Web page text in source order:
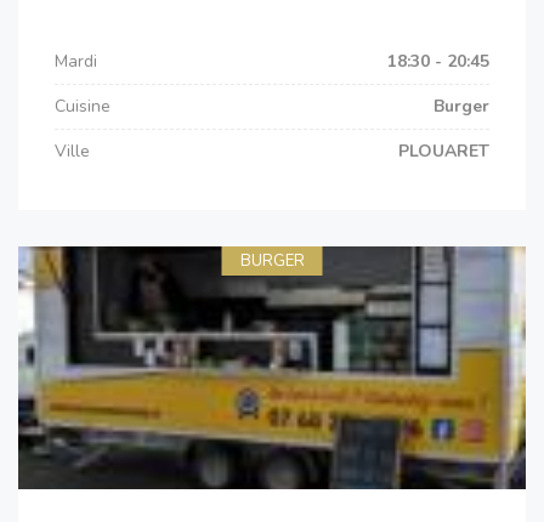
Mardi
18:30 - 20:45
Cuisine
Burger
Ville
PLOUARET
BURGER